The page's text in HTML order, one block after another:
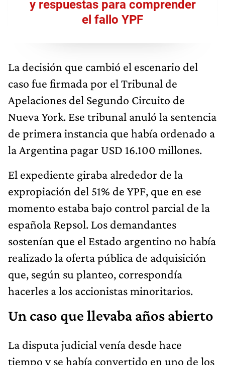
y respuestas para comprender
el fallo YPF
La decisión que cambió el escenario del
caso fue firmada por el Tribunal de
Apelaciones del Segundo Circuito de
Nueva York. Ese tribunal anuló la sentencia
de primera instancia que había ordenado a
la Argentina pagar USD 16.100 millones.
El expediente giraba alrededor de la
expropiación del 51% de YPF, que en ese
momento estaba bajo control parcial de la
española Repsol. Los demandantes
sostenían que el Estado argentino no había
realizado la oferta pública de adquisición
que, según su planteo, correspondía
hacerles a los accionistas minoritarios.
Un caso que llevaba años abierto
La disputa judicial venía desde hace
tiempo y se había convertido en uno de los